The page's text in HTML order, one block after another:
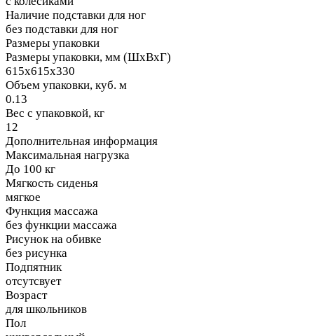
Наличие подставки для ног
без подставки для ног
Размеры упаковки
Размеры упаковки, мм (ШхВхГ)
615х615х330
Объем упаковки, куб. м
0.13
Вес с упаковкой, кг
12
Дополнительная информация
Максимальная нагрузка
До 100 кг
Мягкость сиденья
мягкое
Функция массажа
без функции массажа
Рисунок на обивке
без рисунка
Подпятник
отсутсвует
Возраст
для школьников
Пол